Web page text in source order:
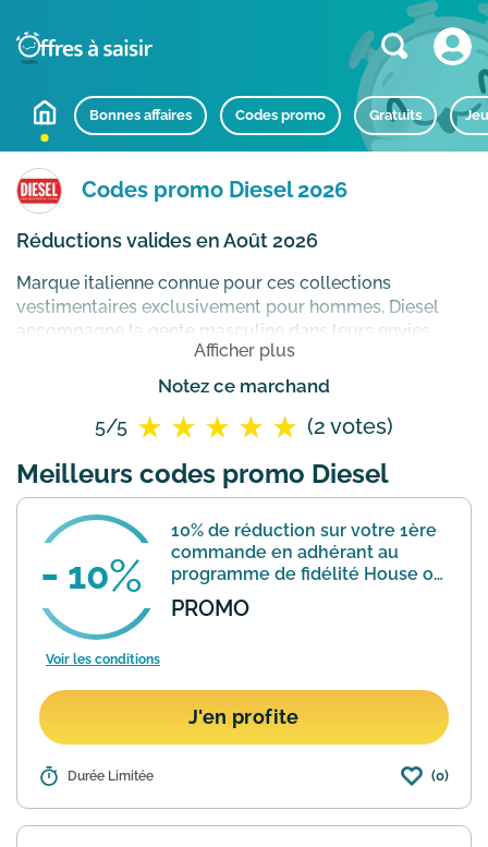
Bonnes affaires Codes promo Gratuits
Codes promo Diesel 2026
Réductions valides en Août 2026
Marque italienne connue pour ces collections
vestimentaires exclusivement pour hommes, Diesel
accompagne la gente masculine dans leurs envies
mode à travers des collections au style atypique et
design, signature de la marque. Si les jeans ont
découvrez sur la boutique en ligne les différentes
prisées.
Afficher plus
Notez ce marchand
5/5 (2 votes)
Meilleurs codes promo Diesel
10
10% de réduction sur votre 1ère
commande en adhérant au
programme de fidélité House of
Diesel
PROMO
Voir les conditions
J'en profite
Détails : Adhérez au programme de fidélité
profiter d'une remise immédiate de
Durée Limitée (0)